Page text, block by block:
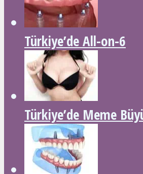
Türkiye’de All-on-6
Türkiye’de Meme